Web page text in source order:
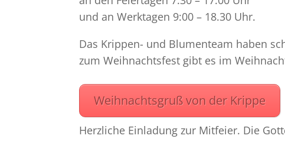
und an Werktagen 9:00 – 18.30 Uhr.
Das Krippen- und Blumenteam haben
zum Weihnachtsfest gibt es im
Weihnachtsgruß von der Krippe
Herzliche Einladung zur Mitfeier. Die